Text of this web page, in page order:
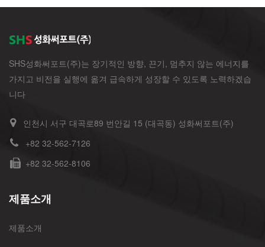
SHS성화써포트(주)는 장기적인 방향, 끈기, 멈추지 않는 에너지를
가지고 비전을 실행에 옮겨 급속하게 성장할 수 있도록 노력하겠습
니다
인천시 서구 대곡로89 번안길 15 (대곡동) 성화써포트(주)
+82 32-562-7126
+82 32-562-8106
제품소개
제품소개